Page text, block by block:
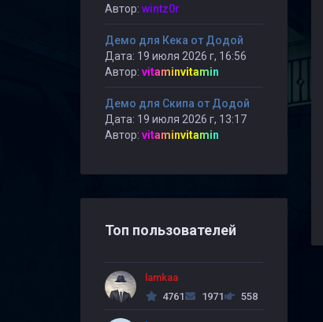
Автор: wintz0r
Демо для Кека от Додой
Дата: 19 июля 2026 г, 16:56
Автор: vitaminvitamin
Демо для Скипа от Додой
Дата: 19 июля 2026 г, 13:17
Автор: vitaminvitamin
Топ пользователей
lamkaa
4761
1971 558